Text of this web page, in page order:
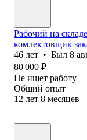
Рабочий на
комлектовщик
46 лет • Был 8
80 000 ₽
Не ищет работу
Общий опыт
12 лет 8 месяцев